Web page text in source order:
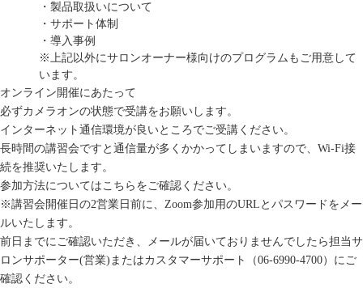
・製品取扱いについて
・サポート体制
・導入事例
※上記以外にサロンオーナー様向けのプログラムもご用意して
います。
オンライン開催にあたって
必ずカメラオンの状態で受講をお願いします。
インターネット通信環境が良いところでご受講ください。
長時間の講習会ですと通信量が多くかかってしまいますので、Wi-Fi接
続を推奨いたします。
参加方法についてはこちら をご確認ください。
※講習会開催日の2営業日前に、Zoom参加用のURLとパスワードをメー
ルいたします。
前日までにご確認いただき、メールが届いておりませんでしたら担当サ
ロンサポーター(営業)またはカスタマーサポート（06-6990-4700）にご
確認ください。